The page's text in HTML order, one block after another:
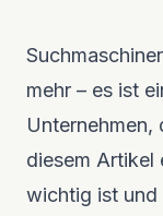
mehr – es ist
Unternehmen,
diesem Artikel
wichtig ist und